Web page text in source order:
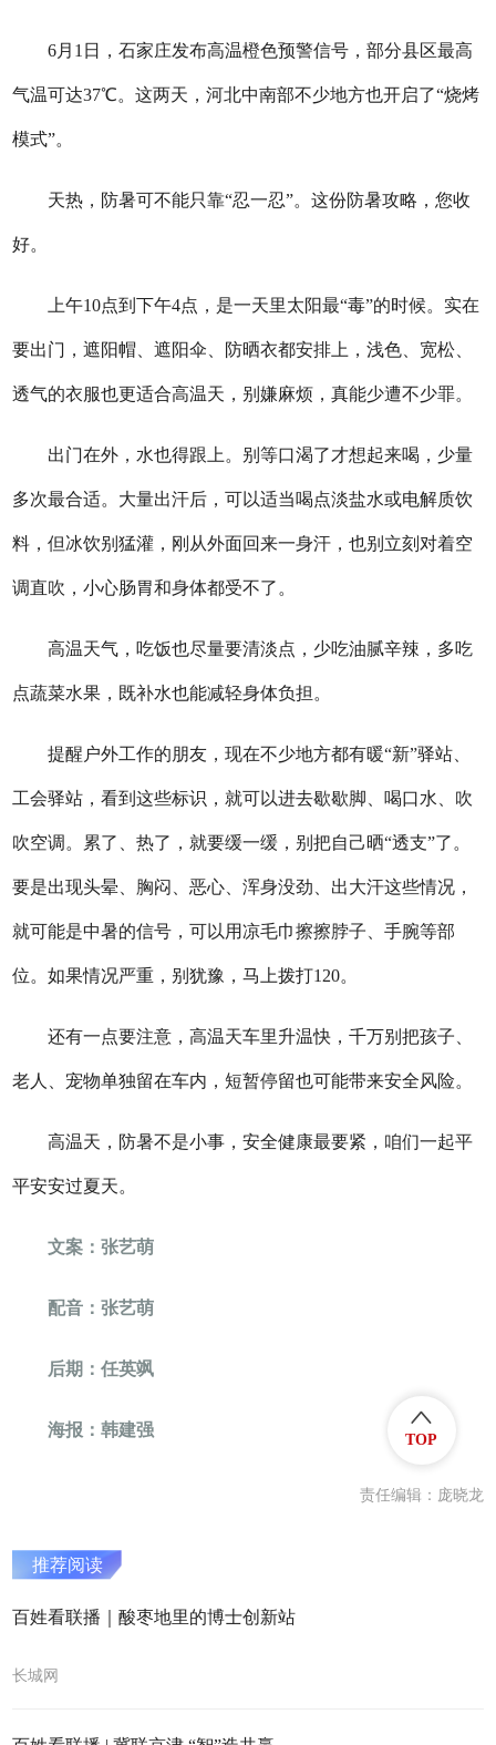
6月1日，石家庄发布高温橙色预警信号，部分县区最高
气温可达37℃。这两天，河北中南部不少地方也开启了“烧烤
模式”。
天热，防暑可不能只靠“忍一忍”。这份防暑攻略，您收
好。
上午10点到下午4点，是一天里太阳最“毒”的时候。实在
要出门，遮阳帽、遮阳伞、防晒衣都安排上，浅色、宽松、
透气的衣服也更适合高温天，别嫌麻烦，真能少遭不少罪。
出门在外，水也得跟上。别等口渴了才想起来喝，少量
多次最合适。大量出汗后，可以适当喝点淡盐水或电解质饮
料，但冰饮别猛灌，刚从外面回来一身汗，也别立刻对着空
调直吹，小心肠胃和身体都受不了。
高温天气，吃饭也尽量要清淡点，少吃油腻辛辣，多吃
点蔬菜水果，既补水也能减轻身体负担。
提醒户外工作的朋友，现在不少地方都有暖“新”驿站、
工会驿站，看到这些标识，就可以进去歇歇脚、喝口水、吹
吹空调。累了、热了，就要缓一缓，别把自己晒“透支”了。
要是出现头晕、胸闷、恶心、浑身没劲、出大汗这些情况，
就可能是中暑的信号，可以用凉毛巾擦擦脖子、手腕等部
位。如果情况严重，别犹豫，马上拨打120。
还有一点要注意，高温天车里升温快，千万别把孩子、
老人、宠物单独留在车内，短暂停留也可能带来安全风险。
高温天，防暑不是小事，安全健康最要紧，咱们一起平
平安安过夏天。
文案：张艺萌
配音：张艺萌
后期：任英飒
海报：韩建强
责任编辑：庞晓龙
推荐阅读
百姓看联播｜酸枣地里的博士创新站
长城网
TOP